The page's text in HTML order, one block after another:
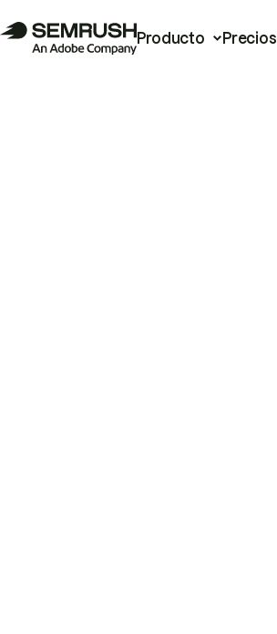
Producto Precios